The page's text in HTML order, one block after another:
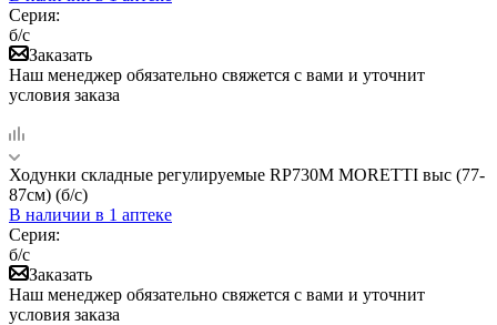
Серия:
б/с
Заказать
Наш менеджер обязательно свяжется с вами и уточнит
условия заказа
Ходунки складные регулируемые RP730M MORETTI выс (77-
87см) (б/с)
В наличии в 1 аптеке
Серия:
б/с
Заказать
Наш менеджер обязательно свяжется с вами и уточнит
условия заказа